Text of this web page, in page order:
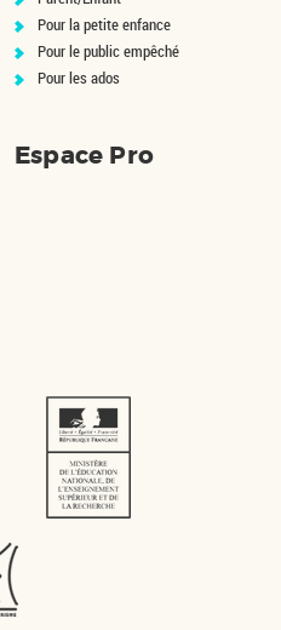
Pour la petite enfance
Pour le public empêché
Pour les ados
Espace Pro